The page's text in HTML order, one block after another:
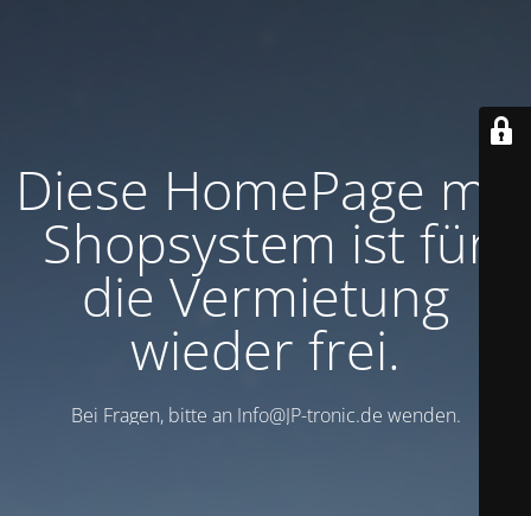
Diese HomePage mit
Shopsystem ist für
die Vermietung
wieder frei.
Bei Fragen, bitte an Info@JP-tronic.de wenden.